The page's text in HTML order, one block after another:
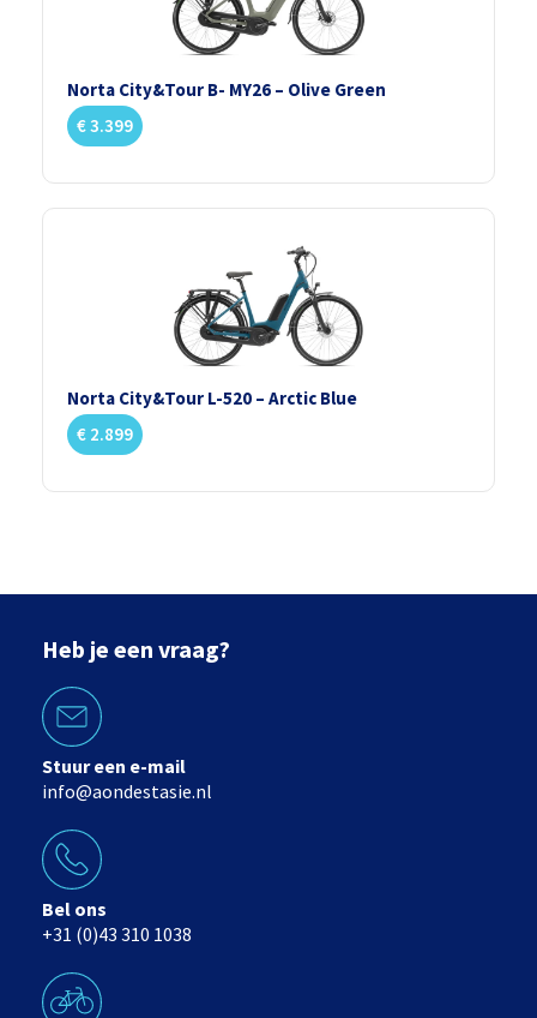
Norta City&Tour B- MY26 – Olive Green
€3.399
Norta City&Tour L-520 – Arctic Blue
€ 2.899
Heb je een vraag?
Stuur een e-mail
info@aondestasie.nl
Bel ons
+31 (0)43 310 1038